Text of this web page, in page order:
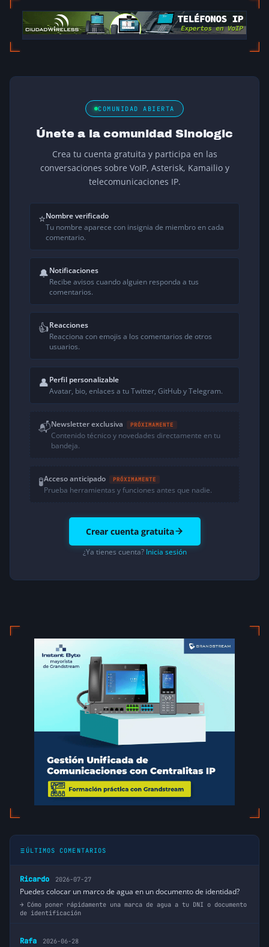
COMUNIDAD ABIERTA
Únete a la comunidad Sinologic
Crea tu cuenta gratuita y participa en las
conversaciones sobre VoIP, Asterisk, Kamailio y
telecomunicaciones IP.
⭐Nombre verificado
Tu nombre aparece con insignia de miembro en cada
comentario.
🔔Notificaciones
Recibe avisos cuando alguien responda a tus
comentarios.
👍Reacciones
Reacciona con emojis a los comentarios de otros
usuarios.
👤Perfil personalizable
Avatar, bio, enlaces a tu Twitter, GitHub y Telegram.
📬Newsletter exclusiva PRÓXIMAMENTE
Contenido técnico y novedades directamente en tu
bandeja.
🧪Acceso anticipado PRÓXIMAMENTE
Prueba herramientas y funciones antes que nadie.
Crear cuenta gratuita
¿Ya tienes cuenta? Inicia sesión
ÚLTIMOS COMENTARIOS
Ricardo 2026-07-27
Puedes colocar un marco de agua en un documento de identidad?
Cómo poner rápidamente una marca de agua a tu DNI o documento
de identificación
Rafa 2026-06-28